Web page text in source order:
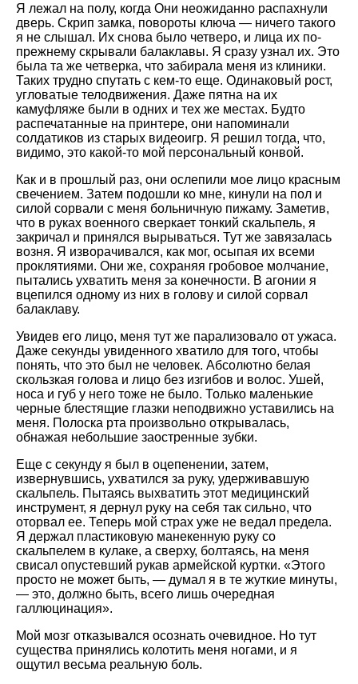
Я лежал на полу, когда Они неожиданно распахнули
дверь. Скрип замка, повороты ключа — ничего такого
я не слышал. Их снова было четверо, и лица их по-
прежнему скрывали балаклавы. Я сразу узнал их. Это
была та же четверка, что забирала меня из клиники.
Таких трудно спутать с кем-то еще. Одинаковый рост,
угловатые телодвижения. Даже пятна на их
камуфляже были в одних и тех же местах. Будто
распечатанные на принтере, они напоминали
солдатиков из старых видеоигр. Я решил тогда, что,
видимо, это какой-то мой персональный конвой.
Как и в прошлый раз, они ослепили мое лицо красным
свечением. Затем подошли ко мне, кинули на пол и
силой сорвали с меня больничную пижаму. Заметив,
что в руках военного сверкает тонкий скальпель, я
закричал и принялся вырываться. Тут же завязалась
возня. Я изворачивался, как мог, осыпая их всеми
проклятиями. Они же, сохраняя гробовое молчание,
пытались ухватить меня за конечности. В агонии я
вцепился одному из них в голову и силой сорвал
балаклаву.
Увидев его лицо, меня тут же парализовало от ужаса.
Даже секунды увиденного хватило для того, чтобы
понять, что это был не человек. Абсолютно белая
скользкая голова и лицо без изгибов и волос. Ушей,
носа и губ у него тоже не было. Только маленькие
черные блестящие глазки неподвижно уставились на
меня. Полоска рта произвольно открывалась,
обнажая небольшие заостренные зубки.
Еще с секунду я был в оцепенении, затем,
извернувшись, ухватился за руку, удерживавшую
скальпель. Пытаясь выхватить этот медицинский
инструмент, я дернул руку на себя так сильно, что
оторвал ее. Теперь мой страх уже не ведал предела.
Я держал пластиковую манекенную руку со
скальпелем в кулаке, а сверху, болтаясь, на меня
свисал опустевший рукав армейской куртки. «Этого
просто не может быть, — думал я в те жуткие минуты,
— это, должно быть, всего лишь очередная
галлюцинация».
Мой мозг отказывался осознать очевидное. Но тут
существа принялись колотить меня ногами, и я
ощутил весьма реальную боль.